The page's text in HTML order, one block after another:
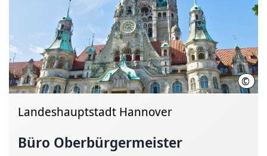
© LHH
Landeshauptstadt Hannover
Büro Oberbürgermeister